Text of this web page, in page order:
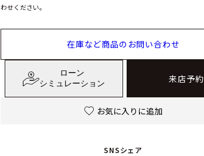
わせください。
在庫など商品のお問い合わせ
ローン
シミュレーション
来店予約
お気に入りに追加
SNSシェア